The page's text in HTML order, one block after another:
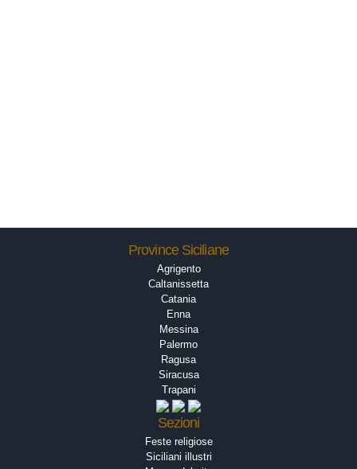
Province Siciliane
Agrigento
Caltanissetta
Catania
Enna
Messina
Palermo
Ragusa
Siracusa
Trapani
Sezioni
Feste religiose
Siciliani illustri